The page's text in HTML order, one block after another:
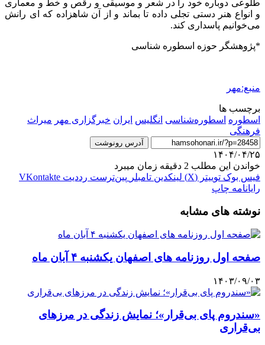
طلوعی دوباره خود را در شعر و موسیقی و رقص و خط و معماری
و انواع هنر دستی تجلی داده تا بماند و از آن شاهزاده که ای رانش
می‌خوانیم پاسداری کند.
*پژوهشگر حوزه اسطوره شناسی
منبع:مهر
برچسب ها
اسطوره اسطوره‌شناسی انگلیس ایران خبرگزاری مهر میراث
فرهنگی
آدرس رونوشت
۱۴۰۴/۰۴/۲۵
خواندن این مطلب 2 دقیقه زمان میبرد
فیس بوک توییتر (X) لینکدین ‫تامبلر ‫پین‌ترست ‫رددیت ‫VKontakte
رایانامه چاپ
نوشته های مشابه
صفحه اول روزنامه های اصفهان یکشنبه ۴ آبان ماه
۱۴۰۳/۰۹/۰۳
«سندروم پای بی‌قرار»؛ نمایش زندگی در مرزهای
بی‌قراری